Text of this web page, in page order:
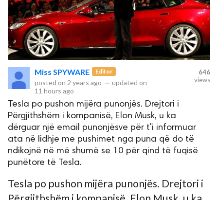
Miss SPYWARE Editor
posted on 2 years ago — updated on
11 hours ago
646
views
Tesla po pushon mijëra punonjës. Drejtori i
Përgjithshëm i kompanisë, Elon Musk, u ka
dërguar një email punonjësve për t'i informuar
ata në lidhje me pushimet nga puna që do të
ndikojnë në më shumë se 10 për qind të fuqisë
punëtore të Tesla.
Tesla po pushon mijëra punonjës. Drejtori i